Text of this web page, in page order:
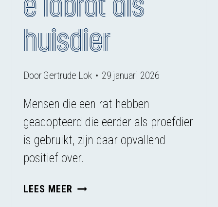
huisdier
DoorGertrude Lok 29 januari 2026
Mensen die een rat hebben
geadopteerd die eerder als proefdier
is gebruikt, zijn daar opvallend
positief over.
LEES MEER EEN